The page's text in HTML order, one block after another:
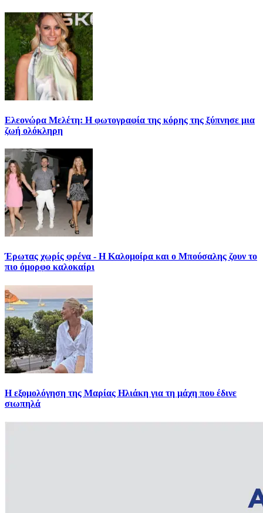
Ελεονώρα Μελέτη: Η φωτογραφία της κόρης της ξύπνησε μια
ζωή ολόκληρη
Έρωτας χωρίς φρένα - Η Καλομοίρα και ο Μπούσαλης ζουν το
πιο όμορφο καλοκαίρι
Η εξομολόγηση της Μαρίας Ηλιάκη για τη μάχη που έδινε
σιωπηλά